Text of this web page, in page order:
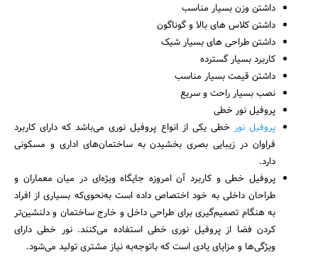
داشتن وزن بسیار مناسب
داشتن کلاس های بالا و گوناگون
داشتن طراحی های بسیار شیک
کاربرد بسیار گسترده
داشتن قیمت بسیار مناسب
نصب بسیار راحت و سریع
پروفیل نور خطی
پروفیل نور خطی یکی از انواع پروفیل نوری می‌باشد که دارای کاربرد
فراوان در زیبایی بصری بخشیدن به ساختمان‌های اداری و مسکونی
دارد.
پروفیل خطی و کاربرد آن امروزه جایگاه ویژه‌ای در میان معماران و
طراحان داخلی به خود اختصاص داده است به‌نحوی‌که بسیاری از افراد
به هنگام تصمیم‌گیری برای طراحی داخل و خارج ساختمان و دلنشین‌تر
کردن فضا از پروفیل نوری خطی استفاده می‌کنند. نور خطی دارای
ویژگی‌ها و مزایای یادی است که باتوجه‌به نیاز مشتری تولید می‌شود.